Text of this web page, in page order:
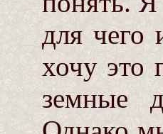
для чего
хочу это
земные